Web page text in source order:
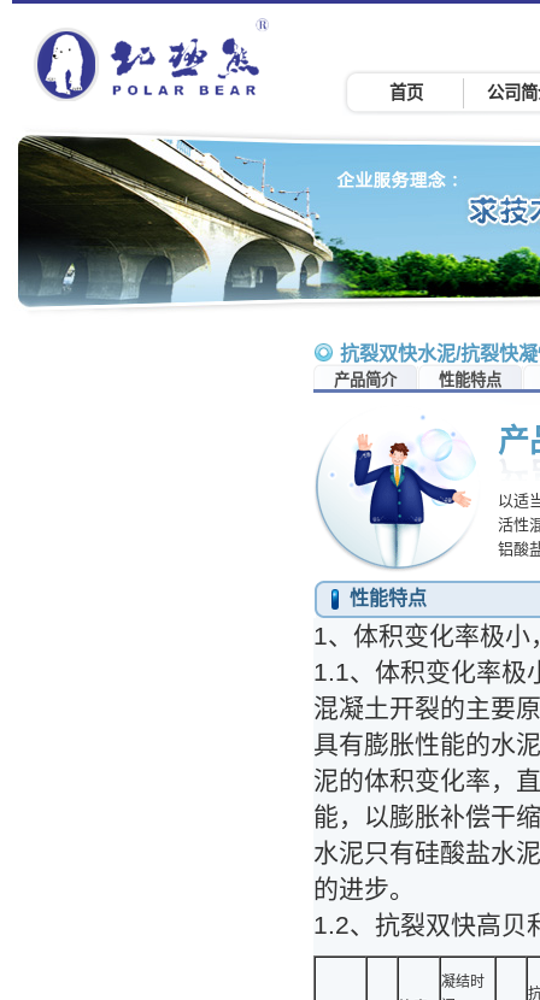
首页 公司
抗裂双快水泥/抗裂快
产品简介 性能特点
产
以适
活性
铝酸
性能特点
1、体积变化率极
1.1、体积变化率极
混凝土开裂的主要
具有膨胀性能的水
泥的体积变化率，
能，以膨胀补偿干
水泥只有硅酸盐水
的进步。
1.2、抗裂双快高贝
凝结时